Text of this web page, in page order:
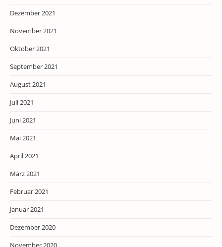
Dezember 2021
November 2021
Oktober 2021
September 2021
August 2021
Juli 2021
Juni 2021
Mai 2021
April 2021
März 2021
Februar 2021
Januar 2021
Dezember 2020
November 2020